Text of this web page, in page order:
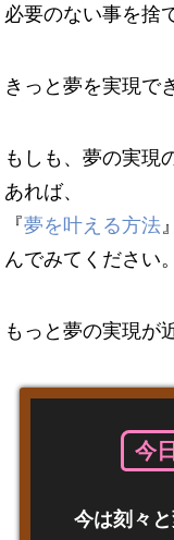
必要のない事を捨
きっと夢を実現で
もしも、夢の実現
あれば、
『夢を叶える方法
んでみてください。
もっと夢の実現が
今
今は刻々と